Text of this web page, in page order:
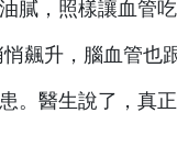
膩，照樣讓血管吃
飆升，腦血管也
。醫生說了，真